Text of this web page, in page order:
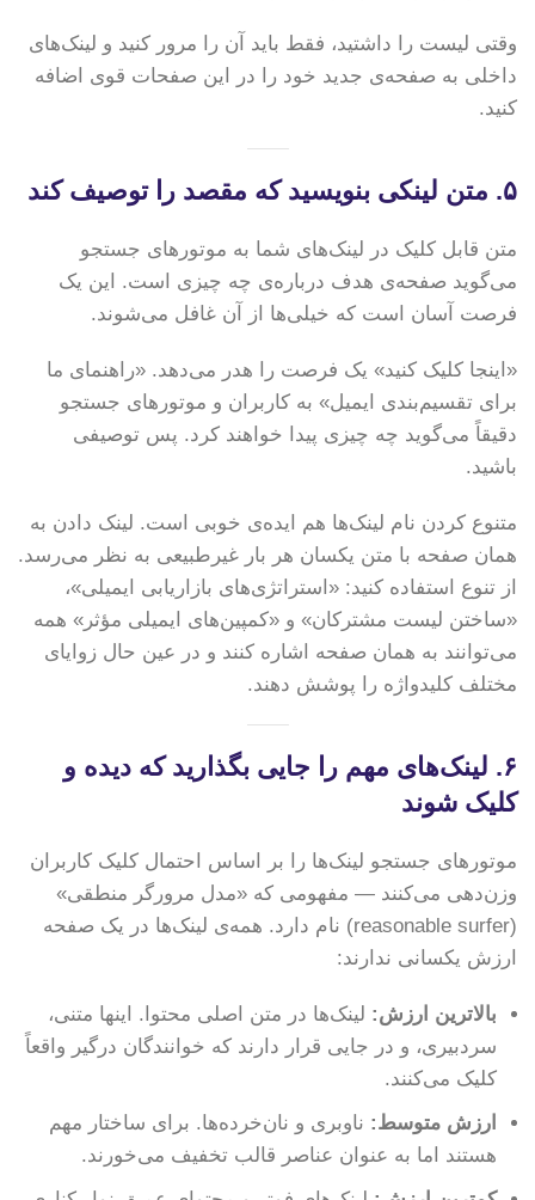
وقتی لیست را داشتید، فقط باید آن را مرور کنید و لینک‌های
داخلی به صفحه‌ی جدید خود را در این صفحات قوی اضافه
کنید.
۵. متن لینکی بنویسید که مقصد را توصیف کند
متن قابل کلیک در لینک‌های شما به موتورهای جستجو
می‌گوید صفحه‌ی هدف درباره‌ی چه چیزی است. این یک
فرصت آسان است که خیلی‌ها از آن غافل می‌شوند.
«اینجا کلیک کنید» یک فرصت را هدر می‌دهد. «راهنمای ما
برای تقسیم‌بندی ایمیل» به کاربران و موتورهای جستجو
دقیقاً می‌گوید چه چیزی پیدا خواهند کرد. پس توصیفی
باشید.
متنوع کردن نام لینک‌ها هم ایده‌ی خوبی است. لینک دادن به
همان صفحه با متن یکسان هر بار غیرطبیعی به نظر می‌رسد.
از تنوع استفاده کنید: «استراتژی‌های بازاریابی ایمیلی»،
«ساختن لیست مشترکان» و «کمپین‌های ایمیلی مؤثر» همه
می‌توانند به همان صفحه اشاره کنند و در عین حال زوایای
مختلف کلیدواژه را پوشش دهند.
۶. لینک‌های مهم را جایی بگذارید که دیده و
کلیک شوند
موتورهای جستجو لینک‌ها را بر اساس احتمال کلیک کاربران
وزن‌دهی می‌کنند — مفهومی که «مدل مرورگر منطقی»
(reasonable surfer) نام دارد. همه‌ی لینک‌ها در یک صفحه
ارزش یکسانی ندارند:
بالاترین ارزش: لینک‌ها در متن اصلی محتوا. اینها متنی،
سردبیری، و در جایی قرار دارند که خوانندگان درگیر واقعاً
کلیک می‌کنند.
ارزش متوسط: ناوبری و نان‌خرده‌ها. برای ساختار مهم
هستند اما به عنوان عناصر قالب تخفیف می‌خورند.